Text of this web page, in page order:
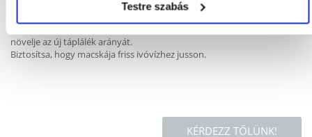
Testre szabás
Táplálékváltáskor 7-10 napos átmeneti időszak ajánlott. Ez lehetővé
növelje az új táplálék arányát.
Biztosítsa, hogy macskája friss ivóvízhez jusson.
KÉRDEZZ TŐLÜNK!